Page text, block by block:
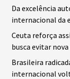
Da excelência
internacional da
Ceuta reforça
busca evitar
Brasileira
internacional